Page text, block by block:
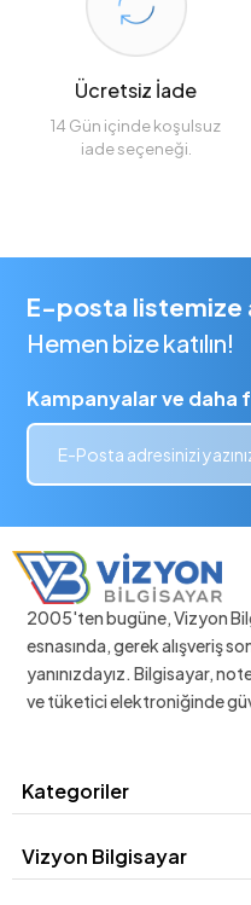
Ücretsiz İade
14 Gün içinde koşulsuz
iade seçeneği.
E-posta listemize
Hemen bize katılın!
Kampanyalar ve daha
2005'ten bugüne, Vizyon
esnasında, gerek alışveriş
yanınızdayız. Bilgisayar,
ve tüketici elektroniğinde
Kategoriler
Vizyon Bilgisayar